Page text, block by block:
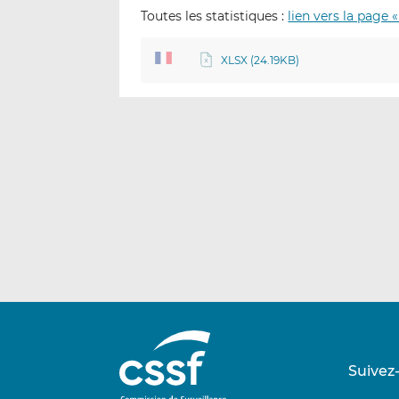
Toutes les statistiques : lien vers la page
XLSX (24.19KB)